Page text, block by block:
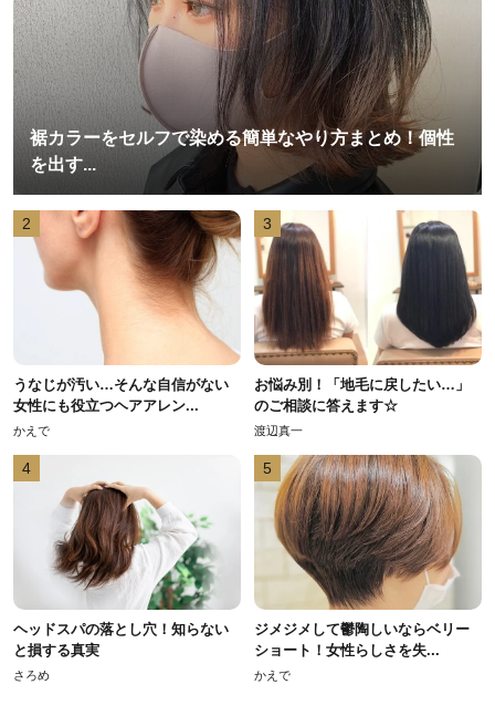
裾カラーをセルフで染める簡単なやり方まとめ！個性
を出す...
2
うなじが汚い…そんな自信がない
女性にも役立つヘアアレン...
かえで
3
お悩み別！「地毛に戻したい…」
のご相談に答えます☆
渡辺真一
4
ヘッドスパの落とし穴！知らない
と損する真実
さろめ
5
ジメジメして鬱陶しいならベリー
ショート！女性らしさを失...
かえで